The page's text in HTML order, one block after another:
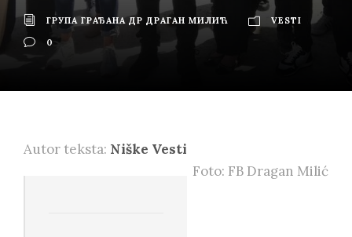
ГРУПА ГРАЂАНА ДР ДРАГАН МИЛИЋ
VESTI
0
Foto: FB Dragan Milić
Autor teksta: Niške Vesti